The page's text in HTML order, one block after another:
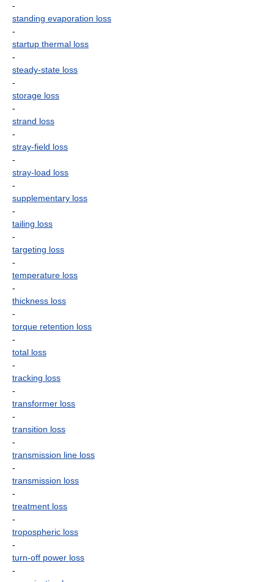
-
standing evaporation loss
-
startup thermal loss
-
steady-state loss
-
storage loss
-
strand loss
-
stray-field loss
-
stray-load loss
-
supplementary loss
-
tailing loss
-
targeting loss
-
temperature loss
-
thickness loss
-
torque retention loss
-
total loss
-
tracking loss
-
transformer loss
-
transition loss
-
transmission line loss
-
transmission loss
-
treatment loss
-
tropospheric loss
-
turn-off power loss
-